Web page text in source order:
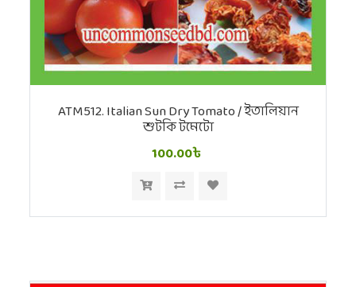
ATM512. Italian Sun Dry Tomato / ইতালিয়ান
শুটকি টমেটো
100.00৳